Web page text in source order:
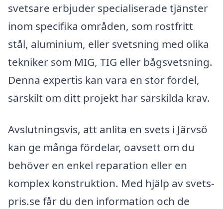
svetsare erbjuder specialiserade tjänster
inom specifika områden, som rostfritt
stål, aluminium, eller svetsning med olika
tekniker som MIG, TIG eller bågsvetsning.
Denna expertis kan vara en stor fördel,
särskilt om ditt projekt har särskilda krav.
Avslutningsvis, att anlita en svets i Järvsö
kan ge många fördelar, oavsett om du
behöver en enkel reparation eller en
komplex konstruktion. Med hjälp av svets-
pris.se får du den information och de